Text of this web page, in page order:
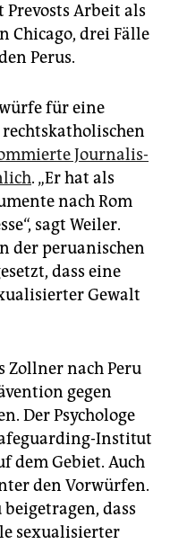
Arbeit als
Chicago, drei Fälle
Perus.
für eine
Jour­na­lis­
. „Er hat als
nach Rom
sagt Weiler.
der peruanischen
dass eine
Gewalt
Zollner nach Peru
gegen
Der Psychologe
Institut
dem Gebiet. Auch
den Vorwürfen.
dass
sexualisierter